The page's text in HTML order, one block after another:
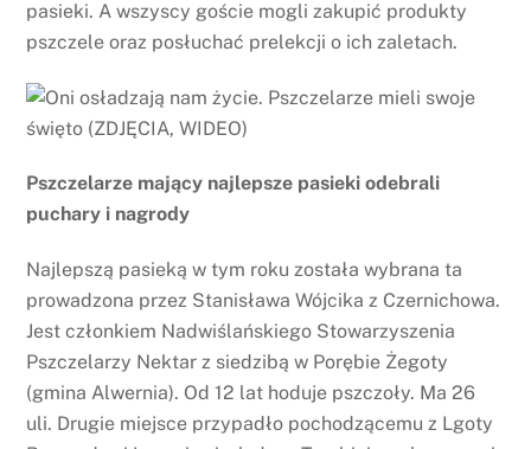
pasieki. A wszyscy goście mogli zakupić produkty
pszczele oraz posłuchać prelekcji o ich zaletach.
Pszczelarze mający najlepsze pasieki odebrali
puchary i nagrody
Najlepszą pasieką w tym roku została wybrana ta
prowadzona przez Stanisława Wójcika z Czernichowa.
Jest członkiem Nadwiślańskiego Stowarzyszenia
Pszczelarzy Nektar z siedzibą w Porębie Żegoty
(gmina Alwernia). Od 12 lat hoduje pszczoły. Ma 26
uli. Drugie miejsce przypadło pochodzącemu z Lgoty